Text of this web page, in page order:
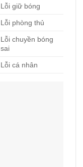
Lỗi giữ bóng
Lỗi phòng thủ
Lỗi chuyền bóng
sai
Lỗi cá nhân